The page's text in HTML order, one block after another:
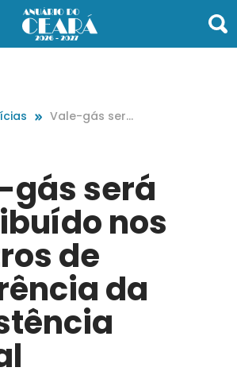
Vale-gás será
stência Social
gás será
nos
de
da